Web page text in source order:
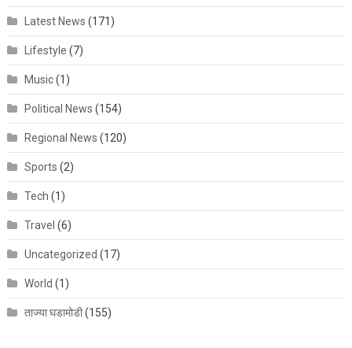
Latest News (171)
Lifestyle (7)
Music(1)
Political News (154)
Regional News (120)
Sports (2)
Tech (1)
Travel (6)
Uncategorized (17)
World (1)
ताज्या घडामोडी(155)